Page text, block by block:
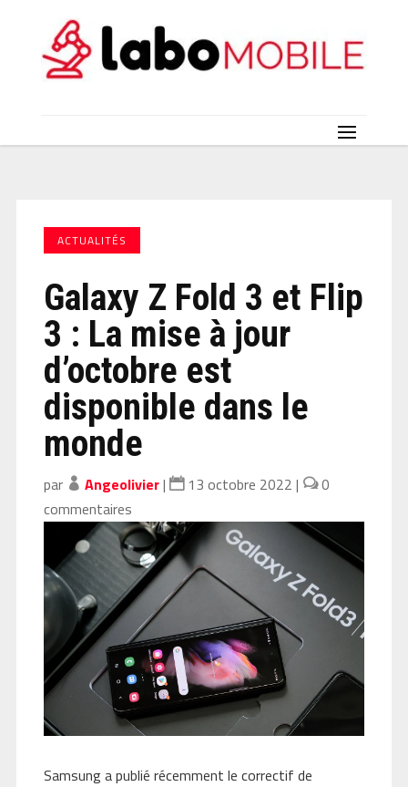
ACTUALITÉS
Galaxy Z Fold 3 et Flip
3 : La mise à jour
d’octobre est
disponible dans le
monde
par Angeolivier| 13 octobre 2022 |
0
commentaires
Samsung a publié récemment le correctif de